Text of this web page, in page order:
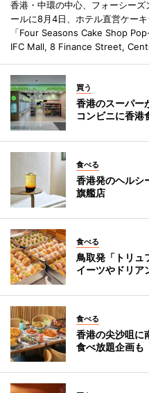
香港・中環の中心、フォーシー
ールに8月4日、ホテル直営ケー
「Four Seasons Cake Shop
IFC Mall, 8 Finance Street,
買う
香港のスーパ
コンビニに香港
食べる
香港発のヘルシ
旗艦店
食べる
鳥取発「トリ
イーツやドリア
食べる
香港の尖沙咀
食べ放題企画も